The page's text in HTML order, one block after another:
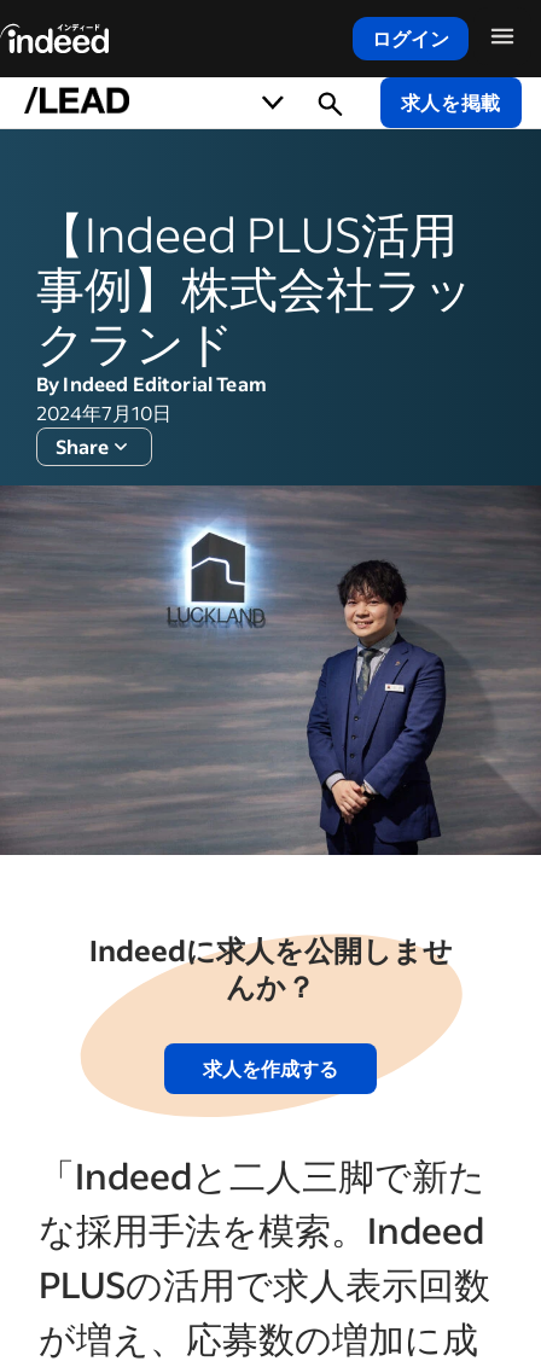
ログイン
メインコンテンツの開始 求人を掲載
【Indeed PLUS活用
事例】株式会社ラッ
クランド
By Indeed Editorial Team
2024年7月10日
Share
Indeedに求人を公開しませ
んか？
求人を作成する
「Indeedと二人三脚で新た
な採用手法を模索。Indeed
PLUSの活用で求人表示回数
が増え、応募数の増加に成